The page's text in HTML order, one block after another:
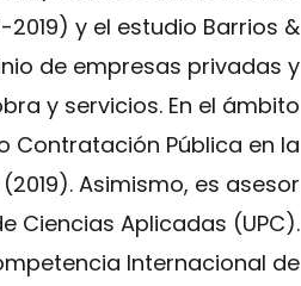
2019) y el estudio Barrios &
de empresas privadas y
y servicios. En el ámbito
Contratación Pública en la
Asimismo, es asesor
Ciencias Aplicadas (UPC).
Internacional de